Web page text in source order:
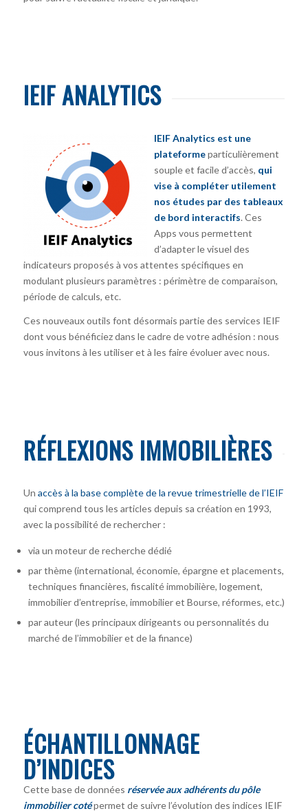
IEIF ANALYTICS
IEIF Analytics est une
plateformeparticulièrement
souple et facile d’accès, qui
vise à compléter utilement
nos études par des tableaux
de bord interactifs. Ces
Apps vous permettent
d’adapter le visuel des
indicateurs proposés à vos attentes spécifiques en
modulant plusieurs paramètres : périmètre de comparaison,
période de calculs, etc.
Ces nouveaux outils font désormais partie des services IEIF
dont vous bénéficiez dans le cadre de votre adhésion : nous
vous invitons à les utiliser et à les faire évoluer avec nous.
RÉFLEXIONS IMMOBILIÈRES
Un accès à la base complète de la revue trimestrielle de l’IEIF
qui comprend tous les articles depuis sa création en 1993,
avec la possibilité de rechercher :
via un moteur de recherche dédié
par thème (international, économie, épargne et placements,
techniques financières, fiscalité immobilière, logement,
immobilier d’entreprise, immobilier et Bourse, réformes, etc.)
par auteur (les principaux dirigeants ou personnalités du
marché de l’immobilier et de la finance)
ÉCHANTILLONNAGE
D’INDICES
Cette base de données réservée aux adhérents du pôle
immobilier coté permet de suivre l’évolution des indices IEIF